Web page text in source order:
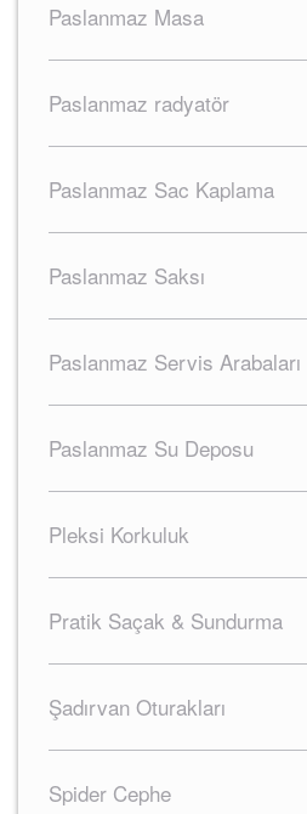
Paslanmaz Masa
Paslanmaz radyatör
Paslanmaz Sac Kaplama
Paslanmaz Saksı
Paslanmaz Servis Arabaları
Paslanmaz Su Deposu
Pleksi Korkuluk
Pratik Saçak & Sundurma
Şadırvan Oturakları
Spider Cephe